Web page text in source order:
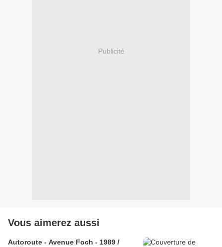
Publicité
Vous aimerez aussi
Autoroute - Avenue Foch - 1989 /